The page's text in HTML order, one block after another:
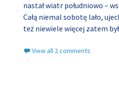
nastał wiatr południowo –
Całą niemal sobotę lało,
też niewiele więcej zatem
View all 2 comments